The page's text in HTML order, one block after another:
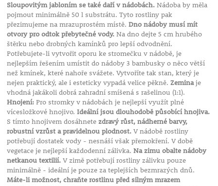
Sloupovitým jabloním se také daří v nádobách.Nádoba by měla
pojmout minimálně 50 l substrátu. Tyto rostliny pak
přezimujeme na mrazuprostém místě. Dno nádoby musí mít
otvory pro odtok přebytečné vody.Na dno dejte 5 cm hrubého
štěrku nebo drobných kamínků pro lepší odvodnění.
Potřebujete-li vytvořit oporu ke stromečku v nádobě, je
nejlepším řešením umístit do nádoby 3 bambusky o něco větší
než kmínek, které nahoře svážete. Vytvoříte tak stan, který je
nejen praktický, ale i esteticky vypadá velice pěkně. Zeminaje
vhodná jakákoli dobrá zahradní smíšená s rašelinou (1:1).
Hnojení:Pro stromky v nádobách je nejlepší využít plné
vícesložkové hnojivo. Ideální jsou dlouhodobě působící hnojiva.
S tímto hnojivem dosáhnete zdravý růst, nádherné barvy,
robustní vzrůst a pravidelnou plodnost.V nádobě rostliny
potřebují dostatek vody - nesnáší však přemokření. V době
vegetace je nejlepší každodenní zálivka. Na zimu obalte nádoby
netkanou textilií.V zimě potřebují rostliny zálivku pouze
minimálně - ideální je pouze za teplejších bezmrazých dnů.
Máte-li možnost, chraňte rostlinu před silným mrazem